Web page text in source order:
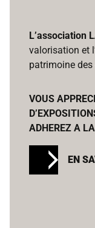
L’association
valorisation et
patrimoine des
VOUS
ADHEREZ A
EN